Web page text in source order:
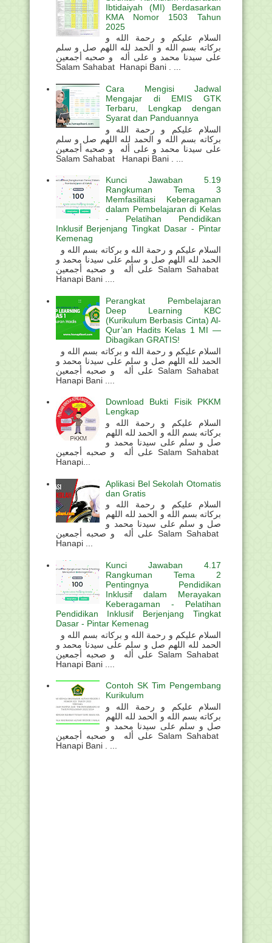
Ibtidaiyah (MI) Berdasarkan
KMA Nomor 1503 Tahun
2025
السلام عليكم و رحمة الله و
بركاته بسم الله و الحمد لله اللهم صل و سلم
على سيدنا محمد و على أله و صحبه أجمعين
Salam Sahabat Hanapi Bani . ...
Cara Mengisi Jadwal
Mengajar di EMIS GTK
Terbaru, Lengkap dengan
Syarat dan Panduannya
السلام عليكم و رحمة الله و
بركاته بسم الله و الحمد لله اللهم صل و سلم
على سيدنا محمد و على أله و صحبه أجمعين
Salam Sahabat Hanapi Bani . ...
Kunci Jawaban 5.19
Rangkuman Tema 3
Memfasilitasi Keberagaman
dalam Pembelajaran di Kelas
- Pelatihan Pendidikan
Inklusif Berjenjang Tingkat Dasar - Pintar
Kemenag
الحمد لله اللهم صل و سلم على سيدنا محمد و
على أله و صحبه أجمعين Salam Sahabat
Hanapi Bani ....
Perangkat Pembelajaran
Deep Learning KBC
(Kurikulum Berbasis Cinta) Al-
Qur’an Hadits Kelas 1 MI —
Dibagikan GRATIS!
الحمد لله اللهم صل و سلم على سيدنا محمد و
على أله و صحبه أجمعين Salam Sahabat
Hanapi Bani ....
Download Bukti Fisik PKKM
Lengkap
السلام عليكم و رحمة الله و
بركاته بسم الله و الحمد لله اللهم
صل و سلم على سيدنا محمد و
على أله و صحبه أجمعين Salam Sahabat
Hanapi...
Aplikasi Bel Sekolah Otomatis
dan Gratis
السلام عليكم و رحمة الله و
بركاته بسم الله و الحمد لله اللهم
صل و سلم على سيدنا محمد و
على أله و صحبه أجمعين Salam Sahabat
Hanapi ...
Kunci Jawaban 4.17
Rangkuman Tema 2
Pentingnya Pendidikan
Inklusif dalam Merayakan
Keberagaman - Pelatihan
Pendidikan Inklusif Berjenjang Tingkat
Dasar - Pintar Kemenag
الحمد لله اللهم صل و سلم على سيدنا محمد و
على أله و صحبه أجمعين Salam Sahabat
Hanapi Bani ....
Contoh SK Tim Pengembang
Kurikulum
السلام عليكم و رحمة الله و
بركاته بسم الله و الحمد لله اللهم
صل و سلم على سيدنا محمد و
على أله و صحبه أجمعين Salam Sahabat
Hanapi Bani . ...